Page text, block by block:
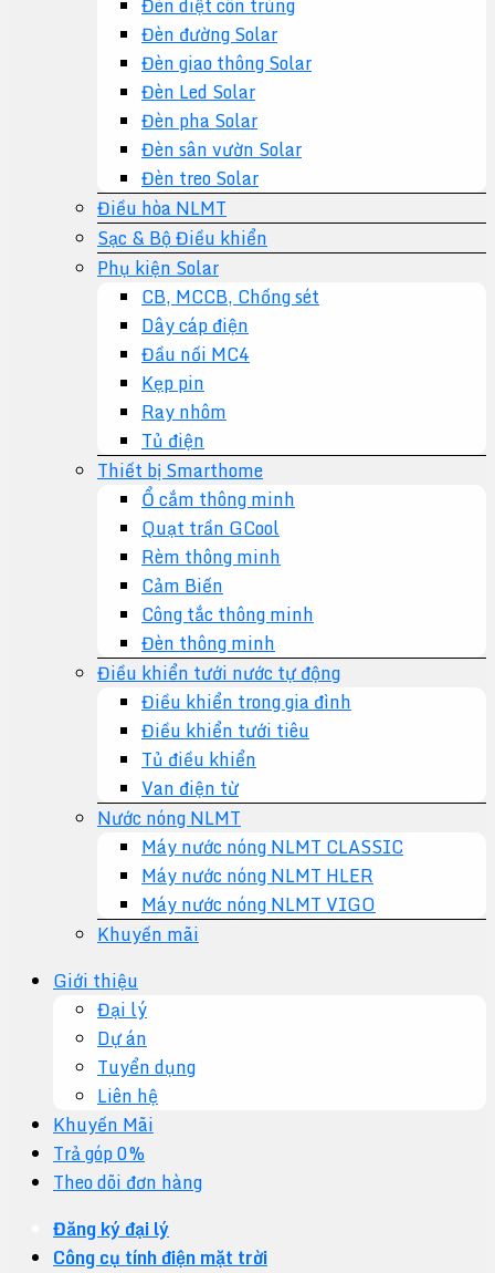
Đèn đường Solar
Đèn giao thông Solar
Đèn Led Solar
Đèn pha Solar
Đèn sân vườn Solar
Đèn treo Solar
Điều hòa NLMT
Sạc & Bộ Điều khiển
Phụ kiện Solar
CB, MCCB, Chống sét
Dây cáp điện
Đầu nối MC4
Kẹp pin
Ray nhôm
Tủ điện
Thiết bị Smarthome
Ổ cắm thông minh
Quạt trần GCool
Rèm thông minh
Cảm Biến
Công tắc thông minh
Đèn thông minh
Điều khiển tưới nước tự động
Điều khiển trong gia đình
Điều khiển tưới tiêu
Tủ điều khiển
Van điện từ
Nước nóng NLMT
Máy nước nóng NLMT CLASSIC
Máy nước nóng NLMT HLER
Máy nước nóng NLMT VIGO
Khuyến mãi
Giới thiệu
Đại lý
Dự án
Tuyển dụng
Liên hệ
Khuyến Mãi
Trả góp 0%
Theo dõi đơn hàng
Đăng ký đại lý
Công cụ tính điện mặt trời